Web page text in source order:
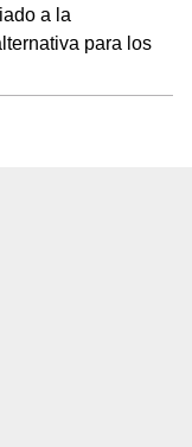
a la
para los